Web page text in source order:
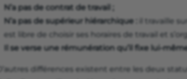
N’a pas de contrat de travail ;
N’a pas de supérieur hiérarchique :
il travaille
est libre de choisir ses horaires de travail et
Il se verse une rémunération qu’il fixe lui-
différences existent entre les deux